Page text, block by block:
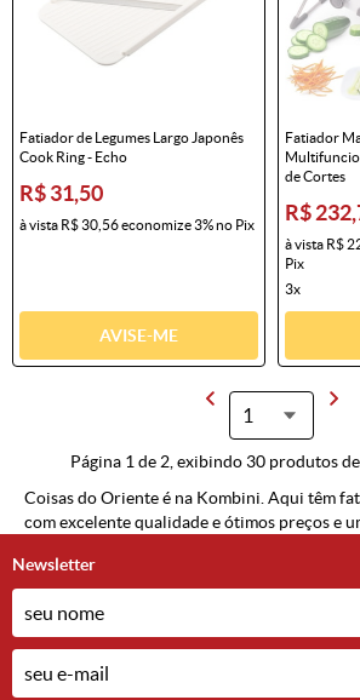
Fatiador de Legumes Largo Japonês
Cook Ring - Echo
R$ 31,50
à vista R$ 30,56economize3%no Pix
AVISE-ME
Fatiador
de Cortes
R$
à vista R$
Pix
3x
Página 1 de 2, exibindo 30 produtos
Coisas do Oriente é na Kombini. Aqui têm
com excelente qualidade e ótimos preços e
Newsletter